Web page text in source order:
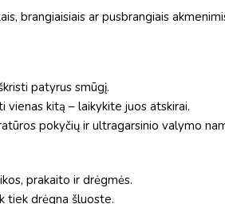
brangiaisiais ar pusbrangiais
patyrus smūgį.
vienas kitą – laikykite juos atskirai.
pokyčių ir ultragarsinio valymo
prakaito ir drėgmės.
tiek drėgna šluoste.